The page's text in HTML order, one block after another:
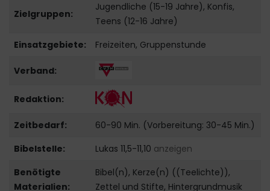
Zielgruppen:
Jugendliche (15-19 Jahre), Konfis,
Teens (12-16 Jahre)
Einsatzgebiete:
Freizeiten, Gruppenstunde
Verband:
Redaktion:
Zeitbedarf:
60-90 Min. (Vorbereitung: 30-45 Min.)
Bibelstelle:
Lukas 11,5-11,10 anzeigen
Benötigte
Materialien:
Bibel(n), Kerze(n) ((Teelichte)),
Zettel und Stifte, Hintergrundmusik